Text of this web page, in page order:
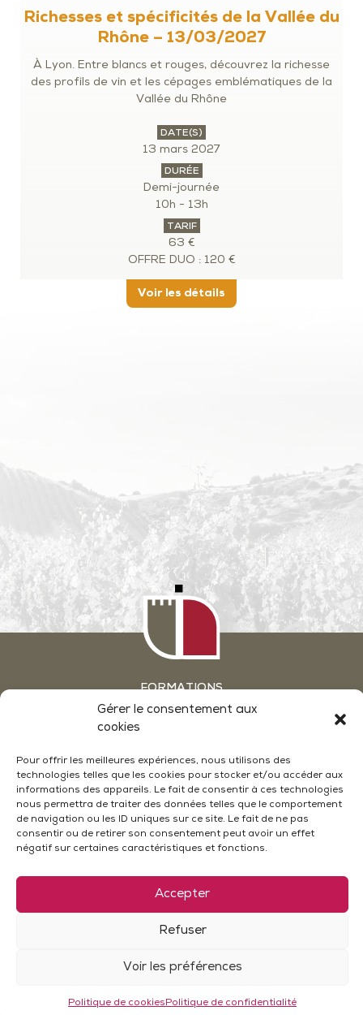
Gérer le consentement aux
cookies
Pour offrir les meilleures expériences, nous utilisons des
technologies telles que les cookies pour stocker et/ou accéder aux
informations des appareils. Le fait de consentir à ces technologies
nous permettra de traiter des données telles que le comportement
de navigation ou les ID uniques sur ce site. Le fait de ne pas
consentir ou de retirer son consentement peut avoir un effet
négatif sur certaines caractéristiques et fonctions.
Accepter
Refuser
Voir les préférences
Politique de cookies Politique de confidentialité
Richesses et spécificités de la Vallée du
Rhône – 13/03/2027
À Lyon. Entre blancs et rouges, découvrez la richesse
des profils de vin et les cépages emblématiques de la
Vallée du Rhône
DATE(S)
13 mars 2027
DURÉE
Demi-journée
10h - 13h
TARIF
63 €
OFFRE DUO : 120 €
Voir les détails
FORMATIONS
GROUPES & SÉMINAIRES
ATELIERS OENOLOGIE EN WEEKEND
CONDITIONS GÉNÉRALES DE VENTE
MENTIONS LÉGALES
POLITIQUE DE CONFIDENTIALITÉ
POLITIQUE DE COOKIES (UE)
PLAN DU SITE
Le Château - 26790 Suze La Rousse
04 75 97 21 30
contact@universite-du-vin.com
L’abus d’alcool est dangereux pour la santé. A consommer avec